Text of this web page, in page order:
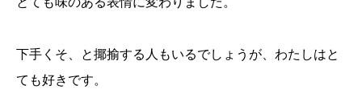
下手くそ、と揶揄する人もいるでしょうが、わたしはと
ても好きです。